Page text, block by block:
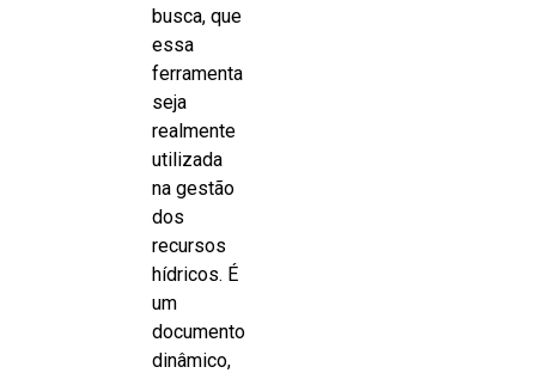
busca, que
essa
ferramenta
seja
realmente
utilizada
na gestão
dos
recursos
hídricos. É
um
documento
dinâmico,